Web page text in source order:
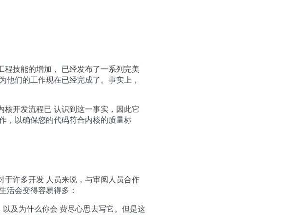
程技能的增加， 已经发布了一系列完美
他们的工作现在已经完成了。事实上，
开发流程已 认识到这一事实，因此它
，以确保您的代码符合内核的质量标
于许多开发 人员来说，与审阅人员合作
活会变得容易得多：
及为什么你会 费尽心思去写它。但是这